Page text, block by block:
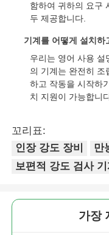
함하여 귀하의 요구
두 제공합니다.
기계를 어떻게 설치
우리는 영어 사용 설
의 기계는 완전히 조
하고 작동을 시작하
치 지원이 가능합니
꼬리표:
인장 강도 장비
만
보편적 강도 검사 기
가장